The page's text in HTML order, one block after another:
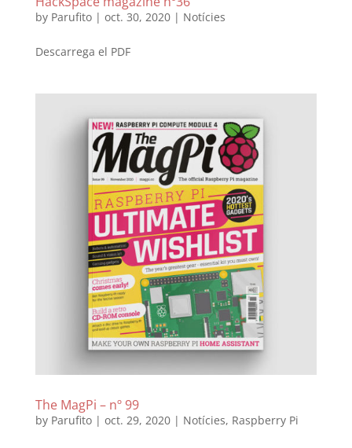
by Parufito| oct. 30, 2020| Notícies
Descarrega el PDF
The MagPi – nº 99
by Parufito| oct. 29, 2020| Notícies, Raspberry Pi